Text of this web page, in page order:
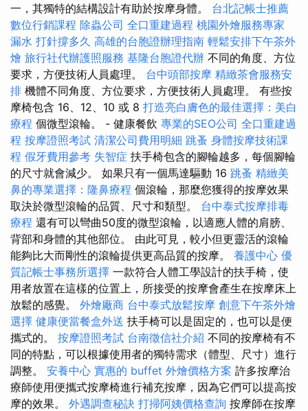
一，其獨特的結構設計有助於按摩身體。 台北記帳士推薦
數位行銷課程 除蟲公司 全口重建過程 桃園外燴服務專家
漏水 打針撐多久 高雄的台胞證辦理指南 輕鬆安排下午茶外
燴 旅行社代辦護照服務 基隆台胞證代辦 不同的角度、方位
要求，方便技術人員處理。 台中頭部按摩 精緻茶會服務安
排 機體不同角度、方位要求，方便技術人員處理。 有些按
摩椅包含 16、12、10 或 8 打造亮白膚色的最佳選擇：美白
療程 個微型滾輪。 - 健康餐飲 專業的SEO公司 全口重建過
程 按摩證照考試 清潔公司費用明細 跳蚤 身體按摩技術課
程 假牙費用參考 失智症 扶手椅包含的腳輪越多，每個腳輪
的尺寸就會減少。 如果只有一個馬達驅動 16 跳蚤 精緻美
鼻的專業選擇：隆鼻療程 個滾輪，那麼您獲得的按摩效果
取決於微型滾輪的品質、尺寸和類型。 台中泰式按摩排毒
療程 還有可以彎曲50度的微型滾輪，以適應人體的肩膀、
背部和身體的其他部位。 由此可見，較小但更靈活的滾輪
能夠比大而剛性的滾輪提供更高品質的按摩。 養護中心 優
質記帳士事務所選擇 一款符合人體工學設計的扶手椅，使
用者放置在這樣的位置上，所接受的按摩會產生在按摩床上
放鬆的感覺。 外燴廠商 台中泰式放鬆按摩 創意下午茶外燴
選擇 健康便當餐盒外送 扶手椅可以是固定的，也可以是便
攜式的。 按摩證照考試 台南徵信社介紹 不同的按摩椅有不
同的特點，可以根據使用者的獨特需求（體型、尺寸）進行
調整。 安養中心 實惠的 buffet 外燴價格方案 許多按摩治
療師使用便攜式按摩椅進行補充按摩，因為它們可以提高按
摩的效果。 外遇調查秘訣 打掃阿姨價格查詢 按摩師在按摩